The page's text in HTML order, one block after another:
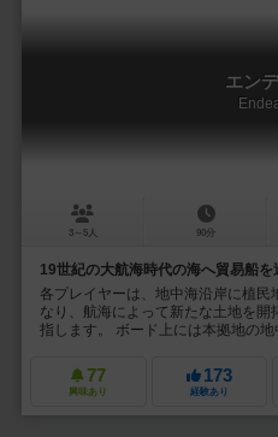
エン
3～5人 90分
19世紀の大航海時代の海へ貿易船を
各プレイヤーは、地中海沿岸に植民
なり、航海によって新たな土地を開
指します。 ボード上には本拠地の地
77
興味あり
173
経験あり